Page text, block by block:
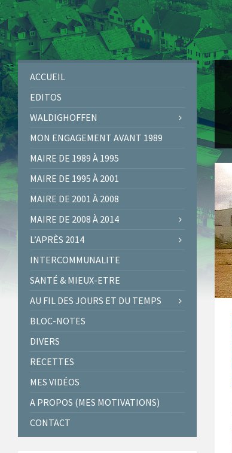
ACCUEIL
EDITOS
WALDIGHOFFEN
MON ENGAGEMENT AVANT 1989
MAIRE DE 1989 À 1995
MAIRE DE 1995 À 2001
MAIRE DE 2001 À 2008
MAIRE DE 2008 À 2014
L’APRÈS 2014
INTERCOMMUNALITE
SANTÉ & MIEUX-ETRE
AU FIL DES JOURS ET DU TEMPS
BLOC-NOTES
DIVERS
RECETTES
MES VIDÉOS
A PROPOS (MES MOTIVATIONS)
CONTACT